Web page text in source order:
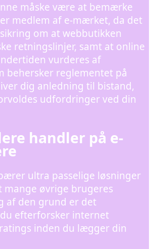
måske være at bemærke
medlem af e-mærket, da det
om at webbutikken
retningslinjer, samt at online
vurderes af
behersker reglementet på
dig anledning til bistand,
udfordringer ved din
handler på e-
ultra passelige løsninger
mange øvrige brugeres
af den grund er det
efterforsker internet
inden du lægger din